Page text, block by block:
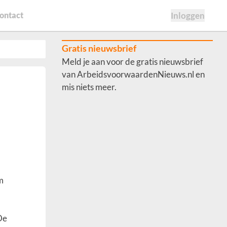
Inloggen
Gratis nieuwsbrief
Meld je aan voor de gratis nieuwsbrief
van ArbeidsvoorwaardenNieuws.nl en
mis niets meer.